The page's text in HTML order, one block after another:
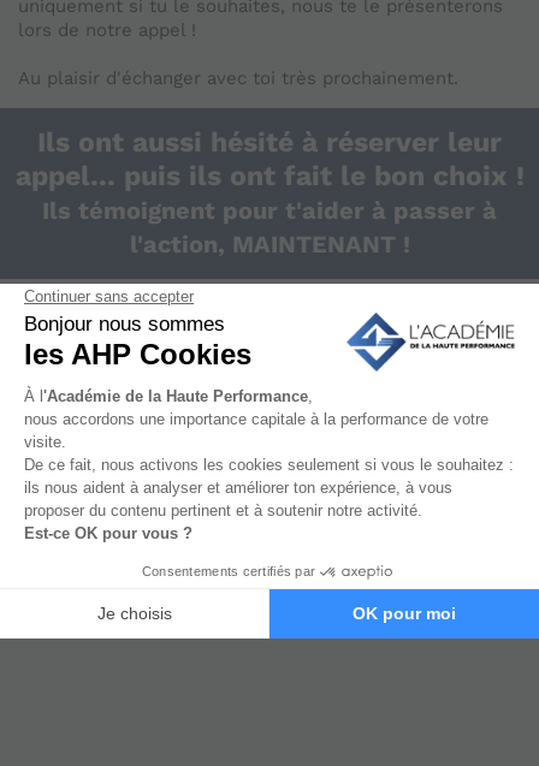
uniquement si tu le souhaites, nous te le présenterons
lors de notre appel !
Au plaisir d'échanger avec toi très prochainement.
Ils ont aussi hésité à réserver leur
appel... puis ils ont fait le bon choix !
Ils témoignent pour t'aider à passer à
l'action, MAINTENANT !